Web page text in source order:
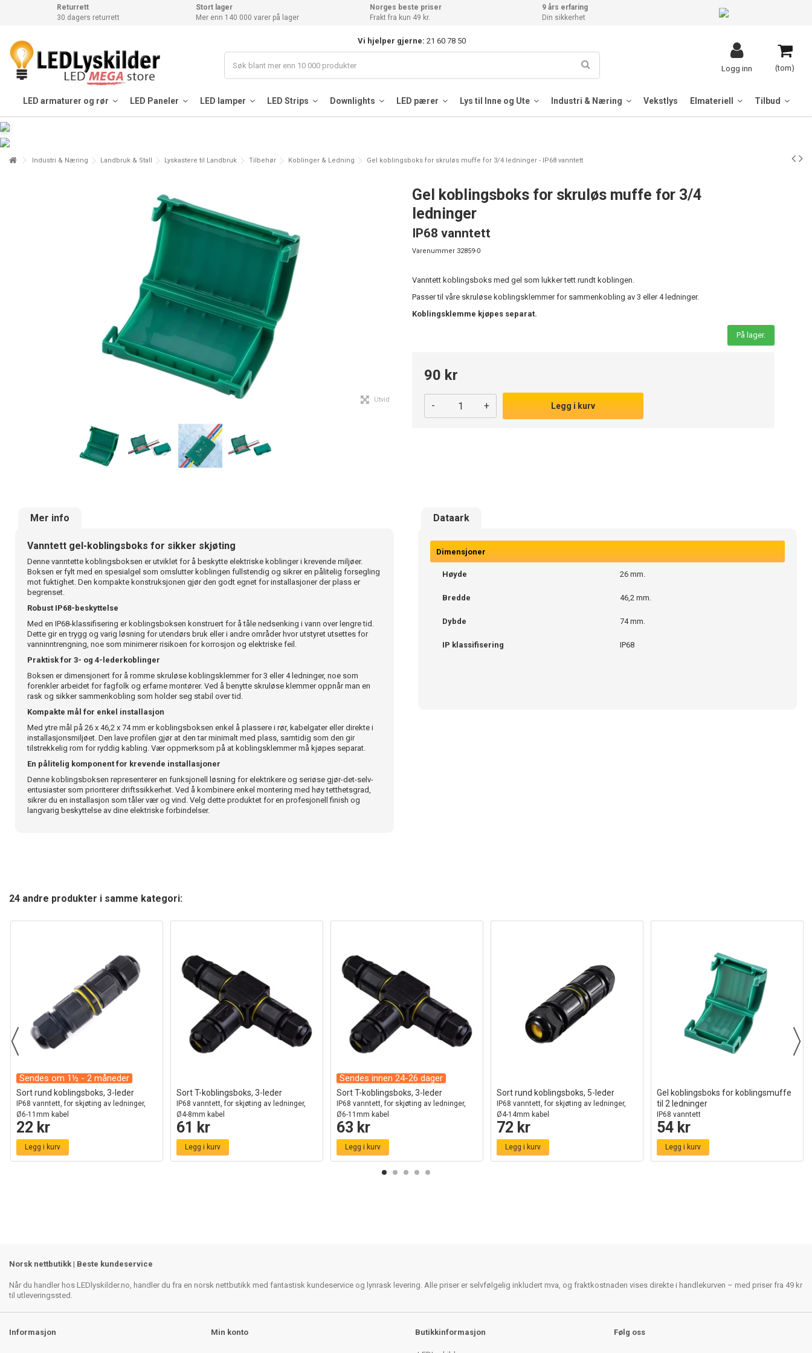
Returrett
30 dagers returrett
Stort lager
Mer enn 140 000 varer på lager
Norges beste priser
Frakt fra kun 49 kr.
9 års erfaring
Din sikkerhet
Vi hjelper gjerne: 21 60 78 50
(tom)
Logg inn
LED armaturer og rør LED Paneler LED lamper LED Strips Downlights LED pærer Lys til Inne og Ute Industri & Næring Vekstlys Elmateriell Tilbud
Industri & Næring Landbruk & Stall Lyskastere til Landbruk Tilbehør Koblinger & Ledning Gel koblingsboks for skruløs muffe for 3/4 ledninger - IP68 vanntett
Utvid
Gel koblingsboks for skruløs muffe for 3/4
ledninger
IP68 vanntett
Varenummer 32859-0
Vanntett koblingsboks med gel som lukker tett rundt koblingen.
Passer til våre skruløse koblingsklemmer for sammenkobling av 3 eller 4 ledninger.
Koblingsklemme kjøpes separat.
På lager.
90 kr
- + Legg i kurv
Mer info Dataark
Vanntett gel-koblingsboks for sikker skjøting
Denne vanntette koblingsboksen er utviklet for å beskytte elektriske koblinger i krevende miljøer.
Boksen er fylt med en spesialgel som omslutter koblingen fullstendig og sikrer en pålitelig forsegling
mot fuktighet. Den kompakte konstruksjonen gjør den godt egnet for installasjoner der plass er
begrenset.
Robust IP68-beskyttelse
Med en IP68-klassifisering er koblingsboksen konstruert for å tåle nedsenking i vann over lengre tid.
Dette gir en trygg og varig løsning for utendørs bruk eller i andre områder hvor utstyret utsettes for
vanninntrengning, noe som minimerer risikoen for korrosjon og elektriske feil.
Praktisk for 3- og 4-lederkoblinger
Boksen er dimensjonert for å romme skruløse koblingsklemmer for 3 eller 4 ledninger, noe som
forenkler arbeidet for fagfolk og erfarne montører. Ved å benytte skruløse klemmer oppnår man en
rask og sikker sammenkobling som holder seg stabil over tid.
Kompakte mål for enkel installasjon
Med ytre mål på 26 x 46,2 x 74 mm er koblingsboksen enkel å plassere i rør, kabelgater eller direkte i
installasjonsmiljøet. Den lave profilen gjør at den tar minimalt med plass, samtidig som den gir
tilstrekkelig rom for ryddig kabling. Vær oppmerksom på at koblingsklemmer må kjøpes separat.
En pålitelig komponent for krevende installasjoner
Denne koblingsboksen representerer en funksjonell løsning for elektrikere og seriøse gjør-det-selv-
entusiaster som prioriterer driftssikkerhet. Ved å kombinere enkel montering med høy tetthetsgrad,
sikrer du en installasjon som tåler vær og vind. Velg dette produktet for en profesjonell finish og
langvarig beskyttelse av dine elektriske forbindelser.
Dimensjoner
Høyde 26 mm.
Bredde 46,2 mm.
Dybde 74 mm.
IP klassifisering IP68
24 andre produkter i samme kategori:
Sendes om 1½ - 2 måneder
Sort rund koblingsboks, 3-leder
IP68 vanntett, for skjøting av ledninger,
Ø6-11mm kabel
22 kr
Legg i kurv
Sort T-koblingsboks, 3-leder
IP68 vanntett, for skjøting av ledninger,
Ø4-8mm kabel
61 kr
Legg i kurv
Sendes innen 24-26 dager
Sort T-koblingsboks, 3-leder
IP68 vanntett, for skjøting av ledninger,
Ø6-11mm kabel
63 kr
Legg i kurv
Sort rund koblingsboks, 5-leder
IP68 vanntett, for skjøting av ledninger,
Ø4-14mm kabel
72 kr
Legg i kurv
Gel koblingsboks for koblingsmuffe
til 2 ledninger
IP68 vanntett
54 kr
Legg i kurv
Norsk nettbutikk | Beste kundeservice
Når du handler hos LEDlyskilder.no, handler du fra en norsk nettbutikk med fantastisk kundeservice og lynrask levering. Alle priser er selvfølgelig inkludert mva, og fraktkostnaden vises direkte i handlekurven – med priser fra 49 kr
til utleveringssted.
Informasjon Min konto Butikkinformasjon Følg oss